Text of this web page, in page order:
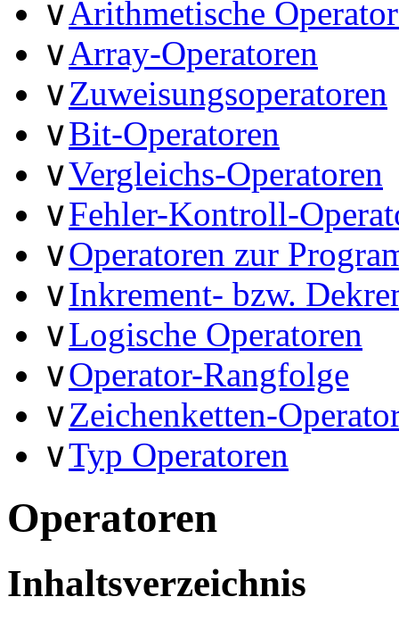
∨Arithmetische
∨Array-Operatoren
∨Zuweisungsoperatoren
∨Bit-Operatoren
∨Vergleichs-Operatoren
∨Fehler-Kontroll-
∨Operatoren zur
∨Inkrement- bzw.
∨Logische Operatoren
∨Operator-Rangfolge
∨Zeichenketten-
∨Typ Operatoren
Operatoren
Inhaltsverzeichnis